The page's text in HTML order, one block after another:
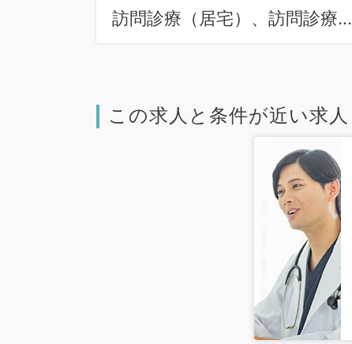
訪問診療（居宅）、訪問診療
この求人と条件が近い求人